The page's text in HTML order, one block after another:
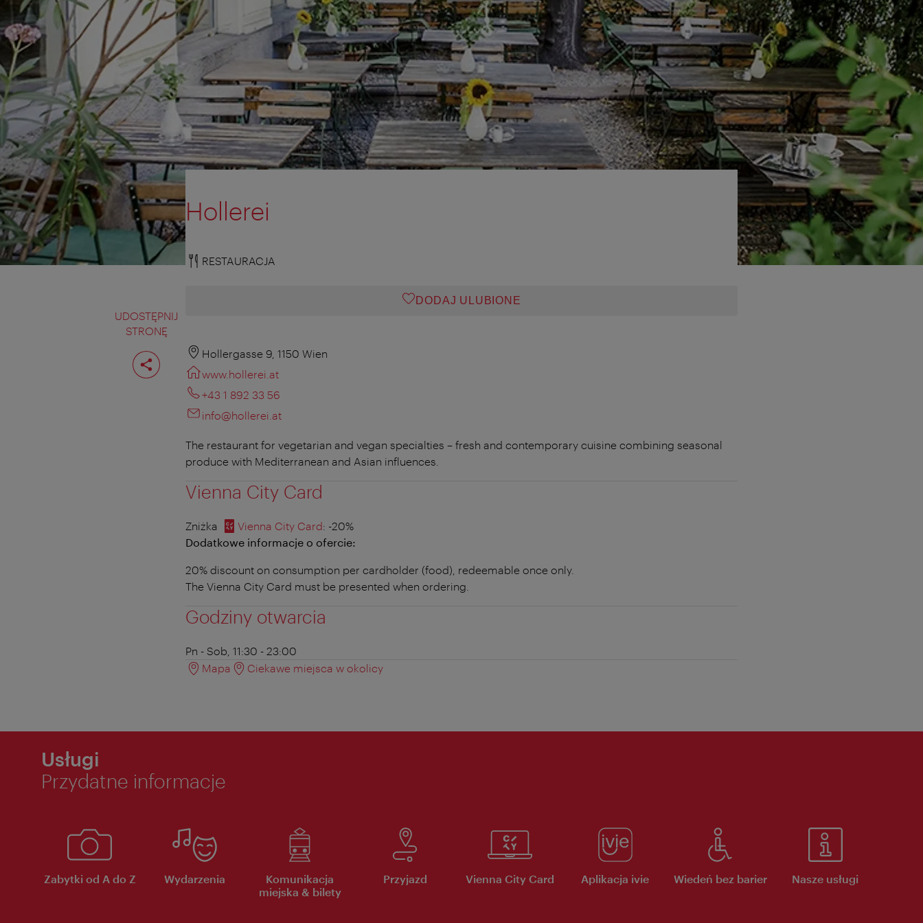
UDOSTĘPNIJ
STRONĘ
Podziel
stronę
Hollerei
RESTAURACJA
DODAJ ULUBIONE
Hollergasse 9, 1150 Wien
www.hollerei.at
+43 1 892 33 56
info@hollerei.at
The restaurant for vegetarian and vegan specialties – fresh and contemporary cuisine combining seasonal
produce with Mediterranean and Asian influences.
Vienna City Card
Zniżka Vienna City Card: -20%
Dodatkowe informacje o ofercie:
20% discount on consumption per cardholder (food), redeemable once only.
The Vienna City Card must be presented when ordering.
Godziny otwarcia
Pn - Sob, 11:30 - 23:00
Mapa
Ciekawe miejsca w okolicy
Usługi
Przydatne informacje
Zabytki od A do Z Wydarzenia
Komunikacja
miejska & bilety
Przyjazd Vienna City Card Aplikacja ivie Wiedeń bez barier Nasze usługi